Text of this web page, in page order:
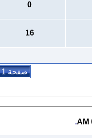
0
16
صفحة 1 من 60
.